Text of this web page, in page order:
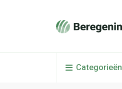
Categorieën